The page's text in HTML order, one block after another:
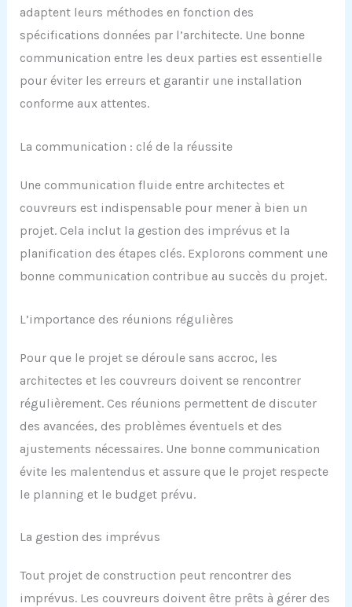
adaptent leurs méthodes en fonction des
spécifications données par l’architecte. Une bonne
communication entre les deux parties est essentielle
pour éviter les erreurs et garantir une installation
conforme aux attentes.
La communication : clé de la réussite
Une communication fluide entre architectes et
couvreurs est indispensable pour mener à bien un
projet. Cela inclut la gestion des imprévus et la
planification des étapes clés. Explorons comment une
bonne communication contribue au succès du projet.
L’importance des réunions régulières
Pour que le projet se déroule sans accroc, les
architectes et les couvreurs doivent se rencontrer
régulièrement. Ces réunions permettent de discuter
des avancées, des problèmes éventuels et des
ajustements nécessaires. Une bonne communication
évite les malentendus et assure que le projet respecte
le planning et le budget prévu.
La gestion des imprévus
Tout projet de construction peut rencontrer des
imprévus. Les couvreurs doivent être prêts à gérer des